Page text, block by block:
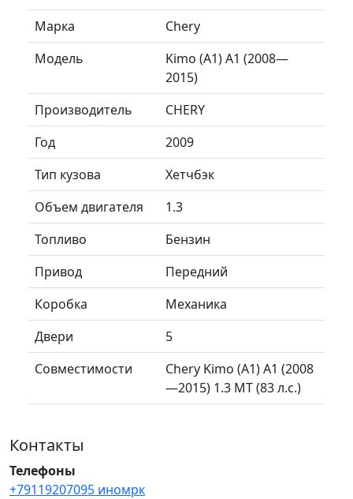
Марка
Chery
Модель
Kimo (A1) A1 (2008—
2015)
Производитель
CHERY
Год
2009
Тип кузова
Хетчбэк
Объем двигателя
1.3
Топливо
Бензин
Привод
Передний
Коробка
Механика
Двери
5
Совместимости
Chery Kimo (A1) A1 (2008
—2015) 1.3 MT (83 л.с.)
Контакты
Телефоны
+79119207095 иномрк